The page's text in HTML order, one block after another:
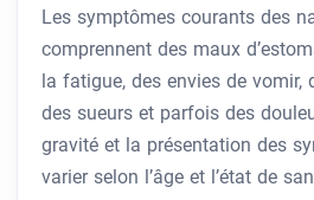
Les symptômes courants des
comprennent des maux
la fatigue, des envies de vomir,
des sueurs et parfois des
gravité et la présentation des
varier selon l’âge et l’état de